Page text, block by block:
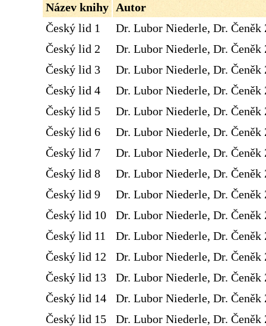
Název knihy Autor
Český lid 1
Dr. Lubor Niederle, Dr. Čeněk
Český lid 2
Dr. Lubor Niederle, Dr. Čeněk
Český lid 3
Dr. Lubor Niederle, Dr. Čeněk
Český lid 4
Dr. Lubor Niederle, Dr. Čeněk
Český lid 5
Dr. Lubor Niederle, Dr. Čeněk
Český lid 6
Dr. Lubor Niederle, Dr. Čeněk
Český lid 7
Dr. Lubor Niederle, Dr. Čeněk
Český lid 8
Dr. Lubor Niederle, Dr. Čeněk
Český lid 9
Dr. Lubor Niederle, Dr. Čeněk
Český lid 10
Dr. Lubor Niederle, Dr. Čeněk
Český lid 11
Dr. Lubor Niederle, Dr. Čeněk
Český lid 12
Dr. Lubor Niederle, Dr. Čeněk
Český lid 13
Dr. Lubor Niederle, Dr. Čeněk
Český lid 14
Dr. Lubor Niederle, Dr. Čeněk
Český lid 15
Dr. Lubor Niederle, Dr. Čeněk